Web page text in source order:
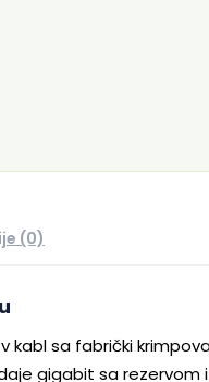
(0)
kabl sa fabrički
gigabit sa